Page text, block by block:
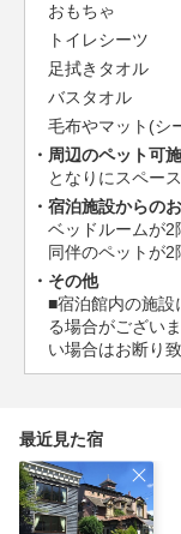
おもちゃ
トイレシーツ
足拭きタオル
バスタオル
毛布やマット(シ
周辺のペット可
となりにスペー
宿泊施設からの
ベッドルームが2
同伴のペットが2
その他
■宿泊館内の施設
る場合がござい
い場合はお断り致
最近見た宿